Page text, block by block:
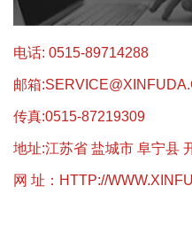
电话: 0515-89714288
邮箱:
传真:0515-87219309
地址:江苏省 盐城市 阜宁县
网 址： HTTP://